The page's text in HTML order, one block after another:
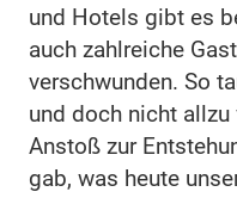
und Hotels gibt es
auch zahlreiche
verschwunden. So
und doch nicht
Anstoß zur
gab, was heute